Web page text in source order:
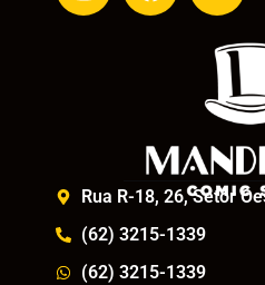
Rua R-18, 26, Setor
(62) 3215-1339
(62) 3215-1339